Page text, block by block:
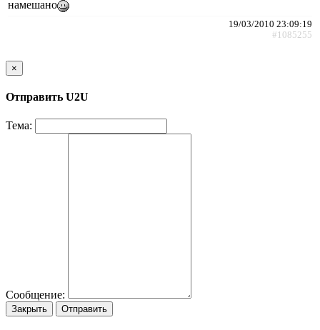
намешано
19/03/2010 23:09:19
#1085255
×
Отправить U2U
Тема:
Сообщение:
Закрыть Отправить